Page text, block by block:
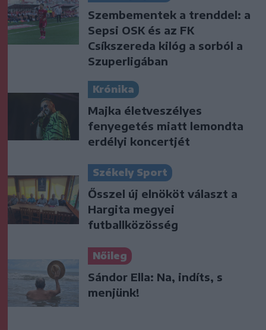
Szembementek a trenddel: a
Sepsi OSK és az FK
Csíkszereda kilóg a sorból a
Szuperligában
Krónika
Majka életveszélyes
fenyegetés miatt lemondta
erdélyi koncertjét
Székely Sport
Ősszel új elnököt választ a
Hargita megyei
futballközösség
Nőileg
Sándor Ella: Na, indíts, s
menjünk!